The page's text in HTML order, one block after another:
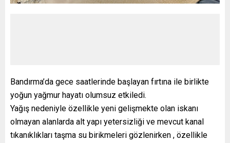
Bandırma’da gece saatlerinde başlayan fırtına ile birlikte
yoğun yağmur hayatı olumsuz etkiledi.
Yağış nedeniyle özellikle yeni gelişmekte olan iskanı
olmayan alanlarda alt yapı yetersizliği ve mevcut kanal
tıkanıklıkları taşma su birikmeleri gözlenirken , özellikle